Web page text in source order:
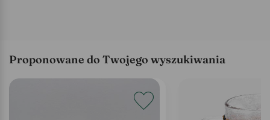
Proponowane do Twojego wyszukiwania